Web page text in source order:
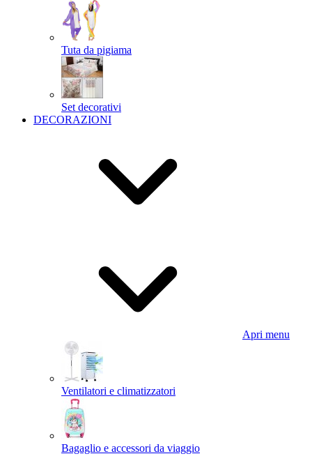
Tuta da pigiama
Set decorativi
DECORAZIONI
Apri menu
Ventilatori e climatizzatori
Bagaglio e accessori da viaggio